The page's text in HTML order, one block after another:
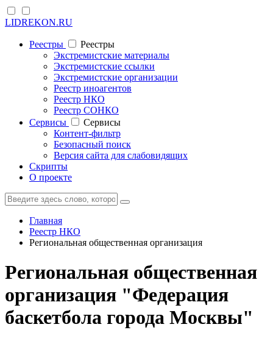
LIDREKON.RU
Реестры
Реестры
Экстремистские материалы
Экстремистские ссылки
Экстремистские организации
Реестр иноагентов
Реестр НКО
Реестр СОНКО
Cервисы
Cервисы
Контент-фильтр
Безопасный поиск
Версия сайта для слабовидящих
Скрипты
О проекте
Главная
Реестр НКО
Региональная общественная организация
Региональная общественная
организация "Федерация
баскетбола города Москвы"